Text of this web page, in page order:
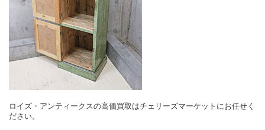
ロイズ・アンティークスの高価買取はチェリーズマーケットにお任せく
ださい。